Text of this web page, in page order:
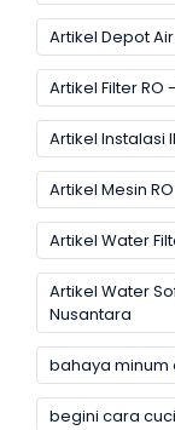
Artikel Depot
Artikel Filter RO
Artikel Instalasi
Artikel Mesin
Artikel Water
Artikel Water
Nusantara
bahaya minum
begini cara